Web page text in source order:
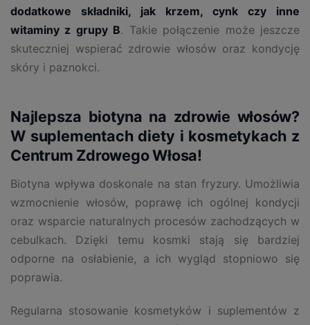
dodatkowe składniki, jak krzem, cynk czy inne
witaminy z grupy B. Takie połączenie może jeszcze
skuteczniej wspierać zdrowie włosów oraz kondycję
skóry i paznokci.
Najlepsza biotyna na zdrowie włosów?
W suplementach diety i kosmetykach z
Centrum Zdrowego Włosa!
Biotyna wpływa doskonale na stan fryzury. Umożliwia
wzmocnienie włosów, poprawę ich ogólnej kondycji
oraz wsparcie naturalnych procesów zachodzących w
cebulkach. Dzięki temu kosmki stają się bardziej
odporne na osłabienie, a ich wygląd stopniowo się
poprawia.
Regularna stosowanie kosmetyków i suplementów z